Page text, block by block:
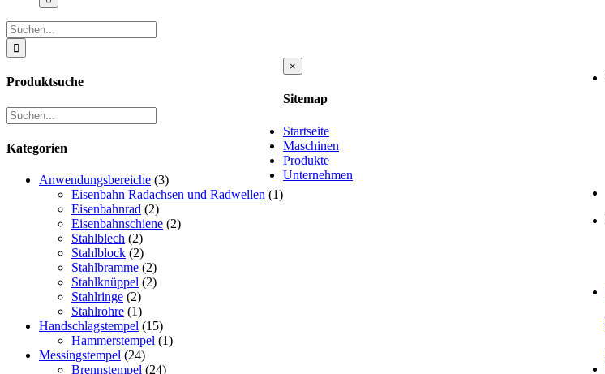
Suche
nach:
Produktsuche
Kategorien
Anwendungsbereiche (3)
Eisenbahn Radachsen und Radwellen (1)
Eisenbahnrad (2)
Eisenbahnschiene (2)
Stahlblech (2)
Stahlblock (2)
Stahlbramme (2)
Stahlknüppel (2)
Stahlringe (2)
Stahlrohre (1)
Handschlagstempel (15)
Hammerstempel (1)
Messingstempel (24)
Brennstempel (24)
Close
product
view
×
Sitemap
Startseite
Maschinen
Produkte
Unternehmen